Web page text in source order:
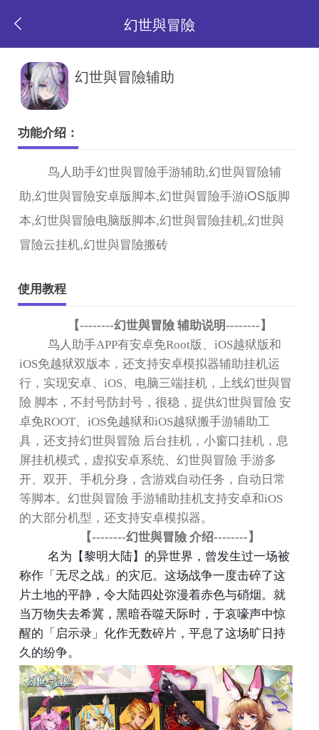
幻世與冒險
返
页
幻世與冒險辅助
功能介绍：
鸟人助手幻世與冒險手游辅助,幻世與冒險辅
助,幻世與冒險安卓版脚本,幻世與冒險手游iOS版脚
本,幻世與冒險电脑版脚本,幻世與冒險挂机,幻世與
冒險云挂机,幻世與冒險搬砖
使用教程
【--------幻世與冒險 辅助说明--------】
鸟人助手APP有安卓免Root版、iOS越狱版和
iOS免越狱双版本，还支持安卓模拟器辅助挂机运
行，实现安卓、iOS 、电脑三端挂机，上线幻世與冒
險 脚本，不封号防封号，很稳，提供幻世與冒險 安
卓免ROOT 、iOS免越狱和iOS越狱搬手游辅助工
具，还支持幻世與冒險 后台挂机，小窗口挂机，息
屏挂机模式，虚拟安卓系统、幻世與冒險 手游多
开、双开、手机分身，含游戏自动任务，自动日常
等脚本。幻世與冒險 手游辅助挂机支持安卓和iOS
的大部分机型，还支持安卓模拟器。
【--------幻世與冒險 介绍--------】
名为【黎明大陆】的异世界，曾发生过一场被
称作「无尽之战」的灾厄。这场战争一度击碎了这
片土地的平静，令大陆四处弥漫着赤色与硝烟。就
当万物失去希冀，黑暗吞噬天际时，于哀嚎声中惊
醒的「启示录」化作无数碎片，平息了这场旷日持
久的纷争。